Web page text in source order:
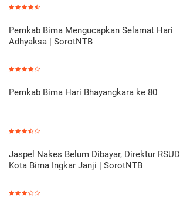
Pemkab Bima Mengucapkan Selamat Hari
Adhyaksa | SorotNTB
Pemkab Bima Hari Bhayangkara ke 80
Jaspel Nakes Belum Dibayar, Direktur RSUD
Kota Bima Ingkar Janji | SorotNTB